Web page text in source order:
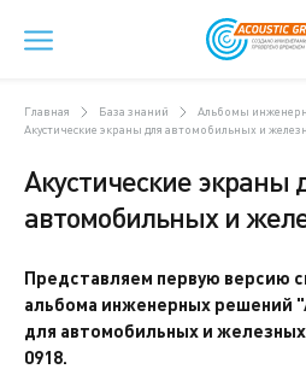
Главная База знаний
Альбомы
Акустические экраны для автомобильных и
Акустические экраны
автомобильных и
Представляем первую версию
альбома инженерных решений
для автомобильных и
0918.